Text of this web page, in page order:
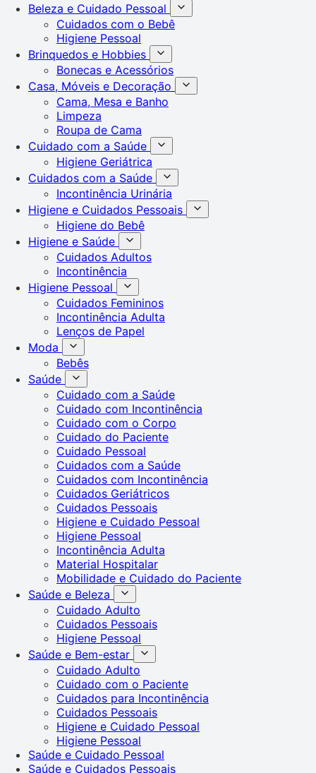
Beleza e Cuidado Pessoal
Cuidados com o Bebê
Higiene Pessoal
Brinquedos e Hobbies
Bonecas e Acessórios
Casa, Móveis e Decoração
Cama, Mesa e Banho
Limpeza
Roupa de Cama
Cuidado com a Saúde
Higiene Geriátrica
Cuidados com a Saúde
Incontinência Urinária
Higiene e Cuidados Pessoais
Higiene do Bebê
Higiene e Saúde
Cuidados Adultos
Incontinência
Higiene Pessoal
Cuidados Femininos
Incontinência Adulta
Lenços de Papel
Moda
Bebês
Saúde
Cuidado com a Saúde
Cuidado com Incontinência
Cuidado com o Corpo
Cuidado do Paciente
Cuidado Pessoal
Cuidados com a Saúde
Cuidados com Incontinência
Cuidados Geriátricos
Cuidados Pessoais
Higiene e Cuidado Pessoal
Higiene Pessoal
Incontinência Adulta
Material Hospitalar
Mobilidade e Cuidado do Paciente
Saúde e Beleza
Cuidado Adulto
Cuidados Pessoais
Higiene Pessoal
Saúde e Bem-estar
Cuidado Adulto
Cuidado com o Paciente
Cuidados para Incontinência
Cuidados Pessoais
Higiene e Cuidado Pessoal
Higiene Pessoal
Saúde e Cuidado Pessoal
Saúde e Cuidados Pessoais